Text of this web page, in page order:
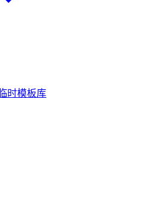
临时模板库